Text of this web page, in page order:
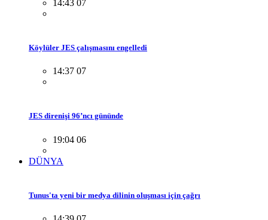
14:43 07
Köylüler JES çalışmasını engelledi
14:37 07
JES direnişi 96’ncı gününde
19:04 06
DÜNYA
Tunus'ta yeni bir medya dilinin oluşması için çağrı